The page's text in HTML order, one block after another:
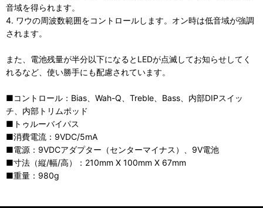
音域を得られます。
4. ワウの周波数範囲をコントロールします。オン時は低音域が強調
されます。
また、電池残量が半分以下になるとLEDが点滅してお知らせしてく
れるなど、使い勝手にも配慮されています。
■コントロール：Bias、Wah-Q、Treble、Bass、内部DIPスイッ
チ、内部トリムポッド
■トゥルーバイパス
■消費電流：9VDC/5mA
■電源：9VDCアダプター（センターマイナス）、9V電池
■寸法（縦/幅/高）：210mm X 100mm X 67mm
■重量：980g